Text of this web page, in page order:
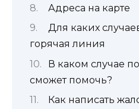
Адреса на карте
Для каких
горячая линия
В каком случае
сможет помочь?
Как написать